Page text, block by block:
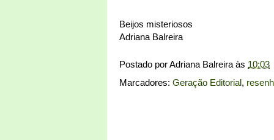
Beijos misteriosos
Adriana Balreira
Postado porAdriana Balreira às 10:03
Marcadores: Geração Editorial,